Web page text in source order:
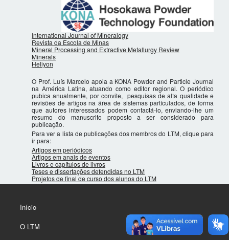
International Journal of Mineralogy
Revista da Escola de Minas
Mineral Processing and Extractive Metallurgy Review
Minerals
Heliyon
O Prof. Luís Marcelo apoia a KONA Powder and Particle Journal
na América Latina, atuando como editor regional. O periódico
pubica anualmente, por convite, pesquisas de alta qualidade e
revisões de artigos na área de sistemas partículados, de forma
que autores interessados podem contactá-lo, enviando-lhe um
resumo do manuscrito proposto a ser considerado para
publicação.
Para ver a lista de publicações dos membros do LTM, clique para
ir para:
Artigos em periódicos
Artigos em anais de eventos
Livros e capítulos de livros
Teses e dissertações defendidas no LTM
Projetos de final de curso dos alunos do LTM
Início
O LTM